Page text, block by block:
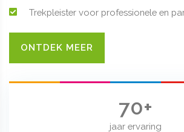
Trekpleister voor professionele en
ONTDEK MEER
70+
jaar ervaring